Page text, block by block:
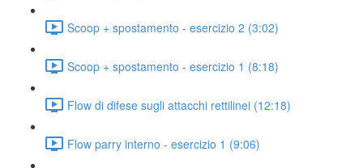
Scoop + spostamento - esercizio 2 (3:02)
Scoop + spostamento - esercizio 1 (8:18)
Flow di difese sugli attacchi rettilinei (12:18)
Flow parry interno - esercizio 1 (9:06)